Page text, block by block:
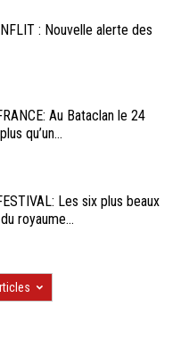
: Nouvelle alerte des
Au Bataclan le 24
qu’un...
Les six plus beaux
royaume...